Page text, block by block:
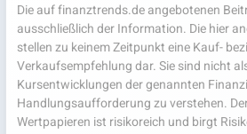
Die auf finanztrends.de angebotenen
ausschließlich der Information. Die hier
stellen zu keinem Zeitpunkt eine Kauf-
Verkaufsempfehlung dar. Sie sind nicht
Kursentwicklungen der genannten
Handlungsaufforderung zu verstehen.
Wertpapieren ist risikoreich und birgt